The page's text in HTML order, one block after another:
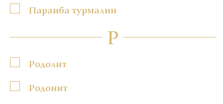
Параиба турмалин
Р
Родолит
Родонит